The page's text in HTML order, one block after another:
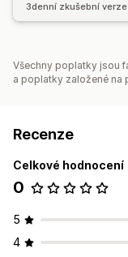
3denní zkušební
Všechny poplatky jsou
a poplatky založené na
Recenze
Celkové hodnocení
0
5
4